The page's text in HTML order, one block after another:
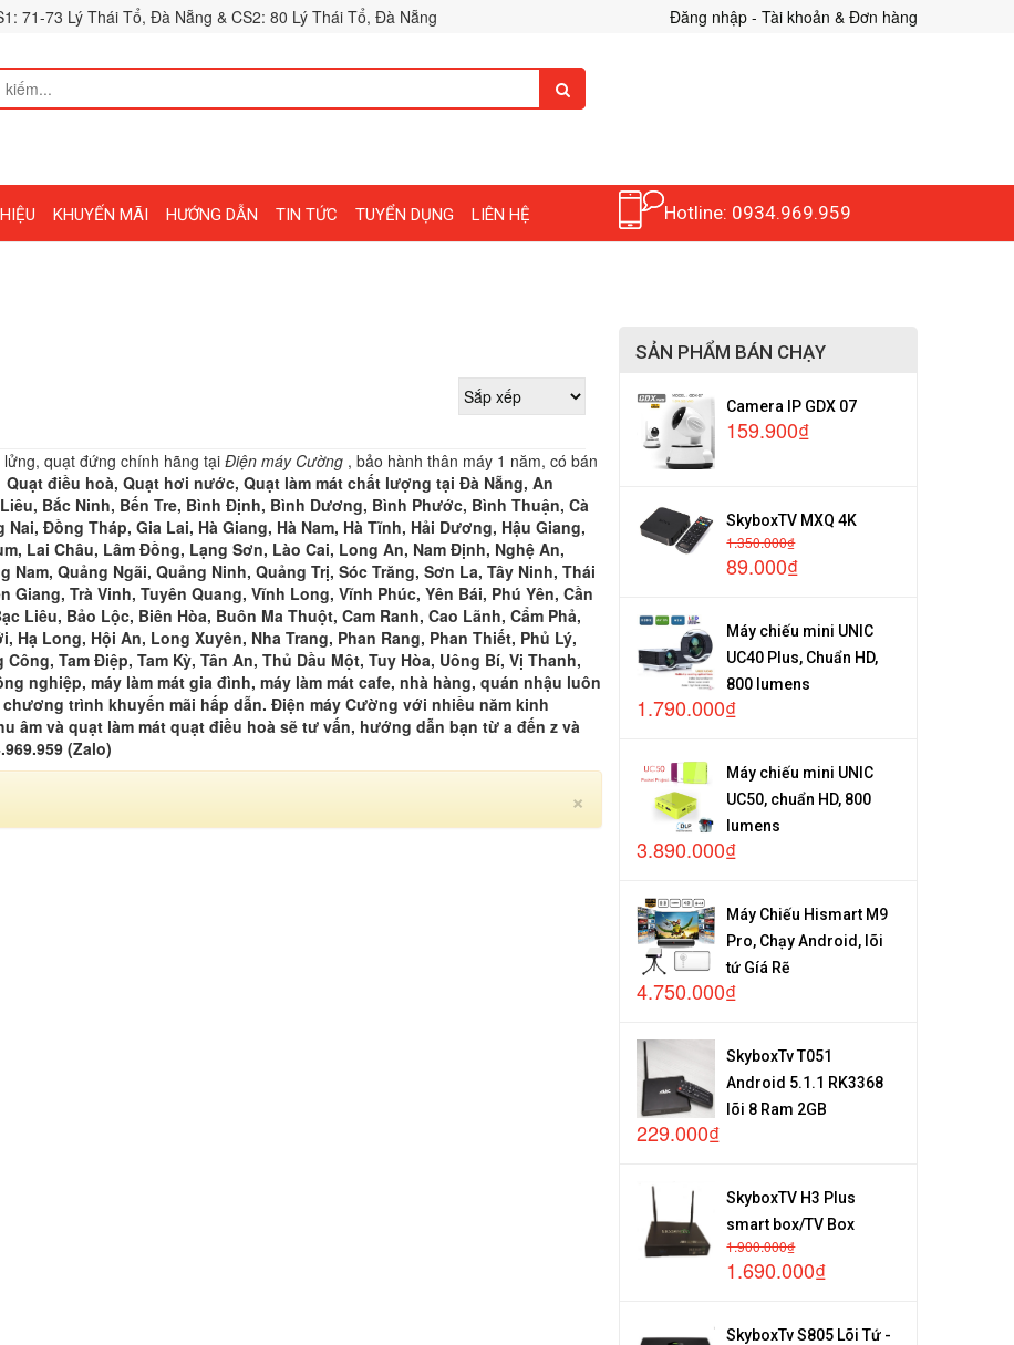
71-73 Lý Thái Tổ, Đà Nẵng & CS2: 80 Lý Thái Tổ, Đà Nẵng Đăng nhập - Tài khoản & Đơn hàng
KHUYẾN MÃI HƯỚNG DẪN TIN TỨC TUYỂN DỤNG LIÊN HỆ
Hotline: 0934.969.959
quạt đứng chính hãng tại Điện máy Cường , bảo hành thân máy 1 năm, có bán
điều hoà, Quạt hơi nước, Quạt làm mát chất lượng tại Đà Nẵng, An
Bắc Ninh, Bến Tre, Bình Định, Bình Dương, Bình Phước, Bình Thuận, Cà
Đồng Tháp, Gia Lai, Hà Giang, Hà Nam, Hà Tĩnh, Hải Dương, Hậu Giang,
Lai Châu, Lâm Đồng, Lạng Sơn, Lào Cai, Long An, Nam Định, Nghệ An,
Quảng Ngãi, Quảng Ninh, Quảng Trị, Sóc Trăng, Sơn La, Tây Ninh, Thái
Trà Vinh, Tuyên Quang, Vĩnh Long, Vĩnh Phúc, Yên Bái, Phú Yên, Cần
Liêu, Bảo Lộc, Biên Hòa, Buôn Ma Thuột, Cam Ranh, Cao Lãnh, Cẩm Phả,
Long, Hội An, Long Xuyên, Nha Trang, Phan Rang, Phan Thiết, Phủ Lý,
Tam Điệp, Tam Kỳ, Tân An, Thủ Dầu Một, Tuy Hòa, Uông Bí, Vị Thanh,
nghiệp, máy làm mát gia đình, máy làm mát cafe, nhà hàng, quán nhậu luôn
trình khuyến mãi hấp dẫn. Điện máy Cường với nhiều năm kinh
âm và quạt làm mát quạt điều hoà sẽ tư vấn, hướng dẫn bạn từ a đến z và
(Zalo)
×
SẢN PHẨM BÁN CHẠY
Camera IP GDX 07
159.900₫
SkyboxTV MXQ 4K
1.350.000₫
89.000₫
Máy chiếu mini UNIC
UC40 Plus, Chuẩn HD,
800 lumens
1.790.000₫
Máy chiếu mini UNIC
UC50, chuẩn HD, 800
lumens
3.890.000₫
Máy Chiếu Hismart M9
Pro, Chạy Android, lõi
tứ Gíá Rẽ
4.750.000₫
SkyboxTv T051
Android 5.1.1 RK3368
lõi 8 Ram 2GB
229.000₫
SkyboxTV H3 Plus
smart box/TV Box
1.900.000₫
1.690.000₫
SkyboxTv S805 Lõi Tứ -